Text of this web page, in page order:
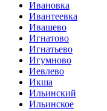
Ивановка
Ивантеевка
Ивашево
Игнатово
Игнатьево
Игумново
Иевлево
Икша
Ильинский
Ильинское